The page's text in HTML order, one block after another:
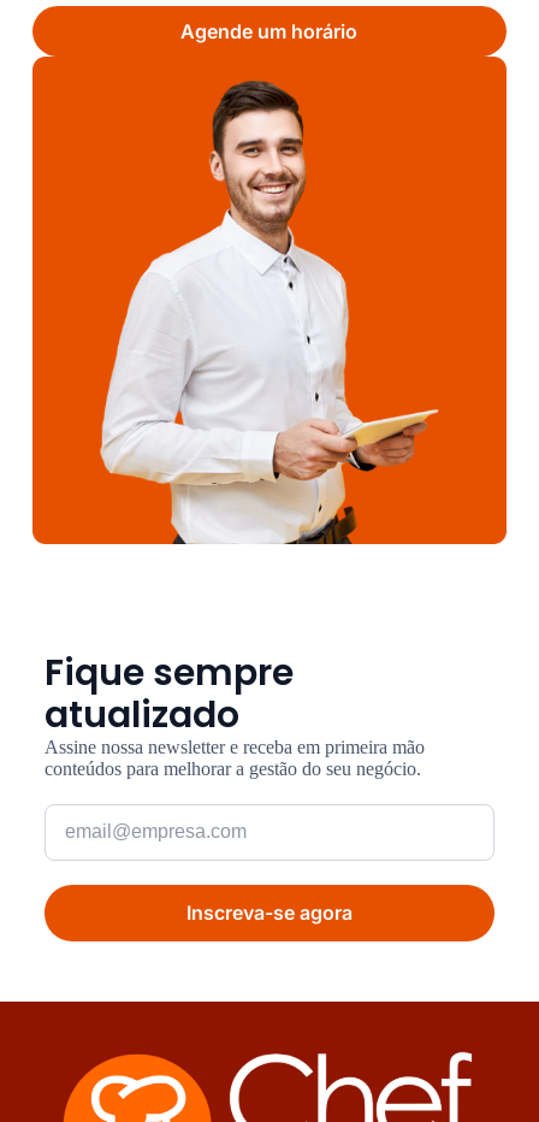
Agende um horário
Fique sempre
atualizado
Assine nossa newsletter e receba em primeira mão
conteúdos para melhorar a gestão do seu negócio.
Inscreva-se agora